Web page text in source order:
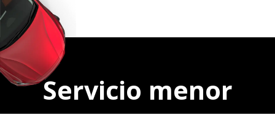
Servicio menor